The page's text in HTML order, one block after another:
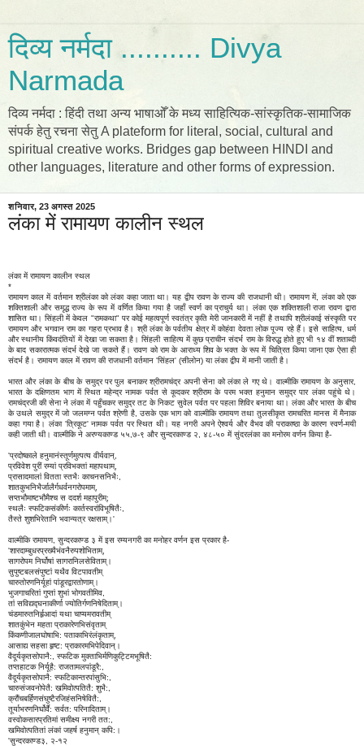
दिव्य नर्मदा .......... Divya
Narmada
दिव्य नर्मदा : हिंदी तथा अन्य भाषाओँ के मध्य साहित्यिक-सांस्कृतिक-सामाजिक
संपर्क हेतु रचना सेतु A plateform for literal, social, cultural and
spiritual creative works. Bridges gap between HINDI and
other languages, literature and other forms of expression.
शनिवार, 23 अगस्त 2025
लंका में रामायण कालीन स्थल
लंका में रामायण कालीन स्थल
*
रामायण काल में वर्तमान श्रीलंका को लंका कहा जाता था। यह द्वीप रावण के राज्य की राजधानी थी। रामायण में, लंका को एक
शक्तिशाली और समृद्ध राज्य के रूप में वर्णित किया गया है जहाँ स्वर्ण का प्राचुर्य था। लंका एक शक्तिशाली राजा रावण द्वारा
शासित था। सिंहली में केवल "रामकथा" पर कोई महत्वपूर्ण स्वतंत्र कृति मेरी जानकारी में नहीं है तथापि श्रीलंकाई संस्कृति पर
रामायण और भगवान राम का गहरा प्रभाव है। श्री लंका के पर्वतीय क्षेत्र में कोहंवा देवता लोक पूज्य रहे हैं। इसे साहित्य, धर्म
और स्थानीय किंवदंतियों में देखा जा सकता है। सिंहली साहित्य में कुछ प्राचीन संदर्भ राम के विरुद्ध होते हुए भी १४ वीं शताब्दी
के बाद सकारात्मक संदर्भ देखे जा सकते हैं। रावण को राम के आराध्य शिव के भक्त के रूप में चित्रित किया जाना एक ऐसा ही
संदर्भ है। रामायण काल में रावण की राजधानी वर्तमान 'सिंहल' (सीलोन) या लंका द्वीप में मानी जाती है।
भारत और लंका के बीच के समुद्र पर पुल बनाकर श्रीरामचंद्र अपनी सेना को लंका ले गए थे। वाल्मीकि रामायण के अनुसार,
भारत के दक्षिणतम भाग में स्थित महेन्द्र नामक पर्वत से कूदकर श्रीराम के परम भक्त हनुमान समुद्र पार लंका पहुंचे थे।
रामचंद्रजी की सेना ने लंका में पहुँचकर समुद्र तट के निकट सुवेल पर्वत पर पहला शिविर बनाया था। लंका और भारत के बीच
के उथले समुद्र में जो जलमग्न पर्वत श्रेणी है, उसके एक भाग को वाल्मीकि रामायण तथा तुलसीकृत रामचरित मानस में मैनाक
कहा गया है। लंका 'त्रिकूट' नामक पर्वत पर स्थित थी। यह नगरी अपने ऐश्वर्य और वैभव की पराकाष्ठा के कारण स्वर्ण-मयी
कही जाती थी। वाल्मीकि ने अरण्यकाण्ड ५५,७-९ और सुन्दरकाण्ड २, ४८-५० में सुंदरलंका का मनोरम वर्णन किया है-
'प्रदोष्काले हनुमानंस्तूर्णमुत्पत्य वीर्यवान्,
प्रविवेश पुरीं रम्यां प्रविभक्तां महापथाम्,
प्रासादमालां वितता स्तभैः काचनसनिभैः,
शातकुभनिभैर्जालैर्गधर्वनगरोपमाम्,
सप्तभौमाष्टभौमैश्च स ददर्श महापुरीम्;
स्थलैः स्फटिकसंकीर्णः कार्तस्वरांविभूषितैः,
तैस्ते शुशभिरेतानि भवान्यत्र रक्षसाम्।'
वाल्मीकि रामायण, सुन्दरकाण्ड ३ में इस रम्यनगरी का मनोहर वर्णन इस प्रकार है-
'शारदाम्बुधरप्रख्यैभंवनैरुपशोभिताम्,
सागरोपम निर्घोषां सागरानिलसेविताम्।
सुपुष्टबलसंपुष्टां यथैव विटपावतीम्
चारुतोरणनिर्यूहां पांडूरद्वारतोणाम्।
भुजगाचरितां गुप्तां शुभां भोगवतीमिव,
तां सविद्यद्घनाकीर्णा ज्योतिर्गणनिषेदिताम्।
चंडमारुतनिर्हृआदां यथा चाप्यमरावतीम्
शातकुंभेन महता प्राकारेणभिसंवृताम्
किंकणीजालघोषाभि: पताकाभिरंलंकृताम्,
आसाद्य सहसा हृष्ट: प्राकारमभिपेदिवान्।
वैदूर्यकृतसोपानै:, स्फटिक मुक्ताभिर्मणिकुट्टिमभूषितै:
तप्तहाटक निर्यूहै: राजतामलपांडूरै:,
वैदूर्यकृतसोपानै: स्फटिकान्तरपांसुभि:,
चारुसंजवनोपेतै: खमिवोत्पतितै: शुभै:,
क्रौंचबर्हिणसंघुष्टैरजिहंसनिषेवितै:,
तूर्याभरणनिर्घोर्वै: सर्वत: परिनादिताम्।
वस्वोकसारप्रतिमां समीक्ष्य नगरी तत:,
खमिवोत्पतितां लंकां जहर्ष हनुमान् कपि:।
'सुन्दरकाण्ड३, २-१२